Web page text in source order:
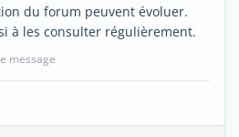
du forum peuvent évoluer.
à les consulter régulièrement.
message